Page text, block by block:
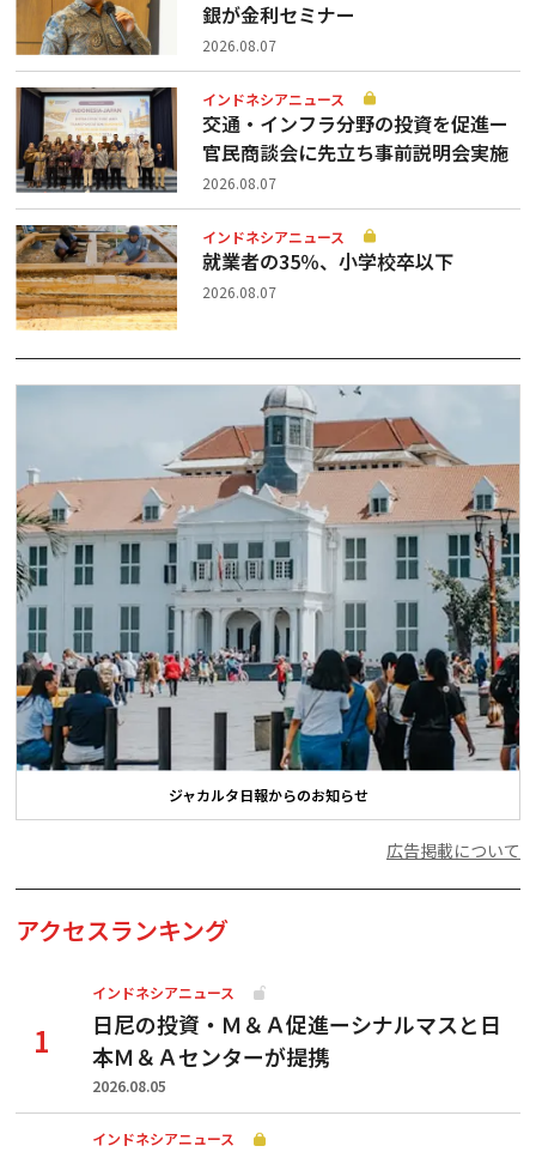
銀が金利セミナー
2026.08.07
インドネシアニュース
交通・インフラ分野の投資を促進ー
官民商談会に先立ち事前説明会実施
2026.08.07
インドネシアニュース
就業者の35％、小学校卒以下
2026.08.07
ジャカルタ日報からのお知らせ
広告掲載について
アクセスランキング
インドネシアニュース
日尼の投資・Ｍ＆Ａ促進ーシナルマスと日
本Ｍ＆Ａセンターが提携
2026.08.05
インドネシアニュース